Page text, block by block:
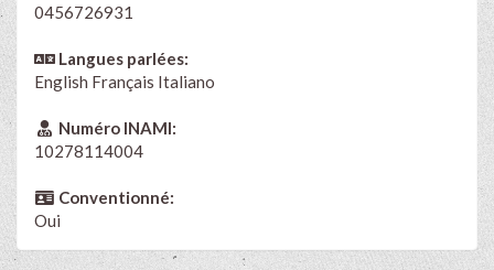
0456726931
Langues parlées:
English Français Italiano
Numéro INAMI:
10278114004
Conventionné:
Oui